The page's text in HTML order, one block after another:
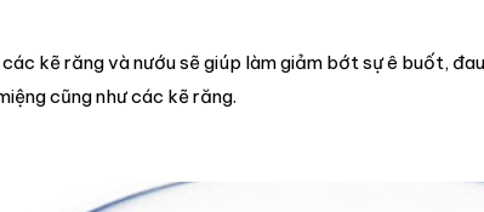
kẽ răng và nướu sẽ giúp làm giảm bớt sự ê buốt,
cũng như các kẽ răng.